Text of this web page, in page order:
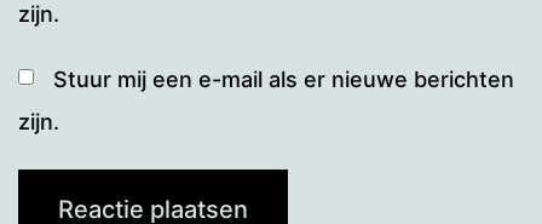
zijn.
Stuur mij een e-mail als er nieuwe berichten
zijn.